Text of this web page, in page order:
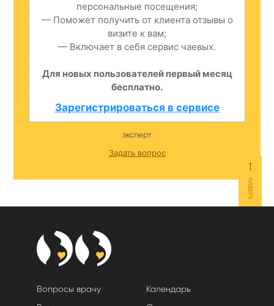
персональные посещения;
— Поможет получить от клиента отзывы о
визите к вам;
— Включает в себя сервис чаевых.
Для новых пользователей первый месяц
бесплатно.
Зарегистрироваться в сервисе
эксперт
Задать вопрос
⟵
НАВЕРХ
Вопросы врачу
Календарь